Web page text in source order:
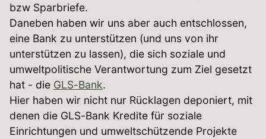
bzw Sparbriefe.
Daneben haben wir uns aber auch entschlossen,
eine Bank zu unterstützen (und uns von ihr
unterstützen zu lassen), die sich soziale und
umweltpolitische Verantwortung zum Ziel gesetzt
hat - die GLS-Bank.
Hier haben wir nicht nur Rücklagen deponiert, mit
denen die GLS-Bank Kredite für soziale
Einrichtungen und umweltschützende Projekte